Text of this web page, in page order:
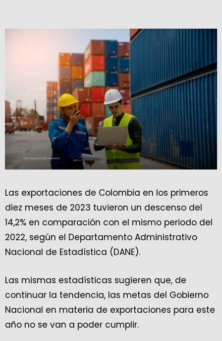
Las exportaciones de Colombia en los primeros
diez meses de 2023 tuvieron un descenso del
14,2% en comparación con el mismo periodo del
2022, según el Departamento Administrativo
Nacional de Estadística (DANE).
Las mismas estadísticas sugieren que, de
continuar la tendencia, las metas del Gobierno
Nacional en materia de exportaciones para este
año no se van a poder cumplir.